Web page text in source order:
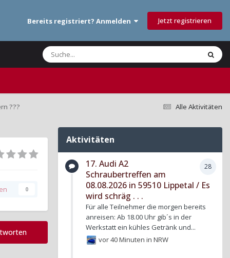
Bereits registriert? Anmelden Jetzt registrieren
Alle Aktivitäten
???
0
Aktivitäten
28
17. Audi A2
Schraubertreffen am
08.08.2026 in 59510 Lippetal / Es
wird schräg . . .
Für alle Teilnehmer die morgen bereits
anreisen: Ab 18.00 Uhr gib´s in der
Werkstatt ein kühles Getränk und...
vor 40 MinuteninNRW